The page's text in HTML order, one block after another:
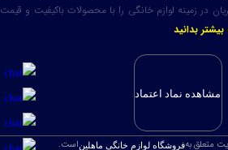
در زمینه لوازم خانگی را با محصولات باکیفیت و قیمت
بدانید
مشاهده نماد اعتماد
متعلق بهفروشگاه لوازم خانگی ماهلیناست.